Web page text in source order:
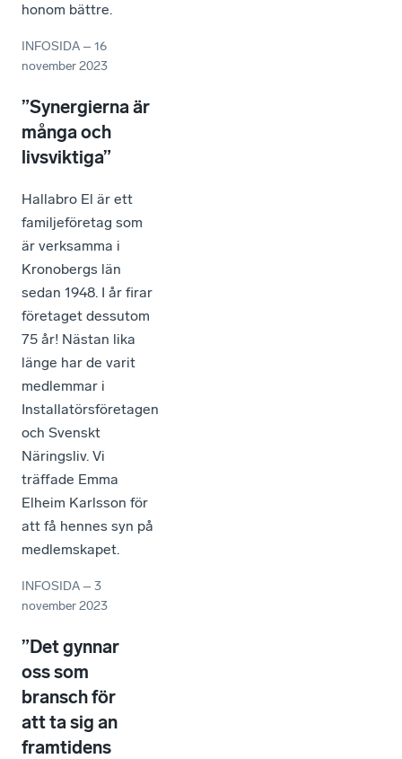
honom bättre.
INFOSIDA –16
november 2023
”Synergierna är
många och
livsviktiga”
Hallabro El är ett
familjeföretag som
är verksamma i
Kronobergs län
sedan 1948. I år firar
företaget dessutom
75 år! Nästan lika
länge har de varit
medlemmar i
Installatörsföretagen
och Svenskt
Näringsliv. Vi
träffade Emma
Elheim Karlsson för
att få hennes syn på
medlemskapet.
INFOSIDA –3
november 2023
”Det gynnar
oss som
bransch för
att ta sig an
framtidens